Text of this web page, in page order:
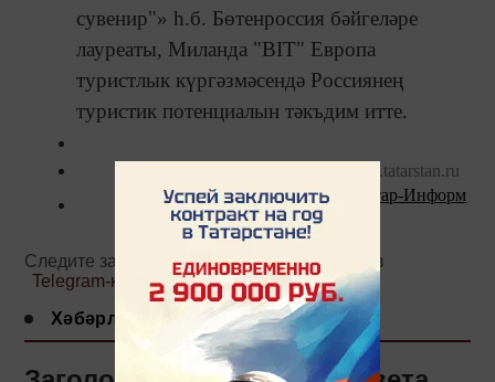
сувенир"» һ.б. Бөтенроссия бәйгеләре
лауреаты, Миланда "BIT" Европа
туристлык күргәзмәсендә Россиянең
туристик потенциалын тәкъдим итте.
ото: agro.tatarstan.ru
Татар-Информ
Следите за самым важным и интересным в
Telegram-канале Татмедиа
Хәбәрләр